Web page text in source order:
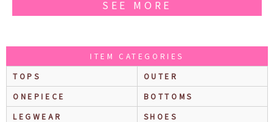
SEE MORE
ITEM CATEGORIES
TOPS
OUTER
ONEPIECE
BOTTOMS
LEGWEAR
SHOES